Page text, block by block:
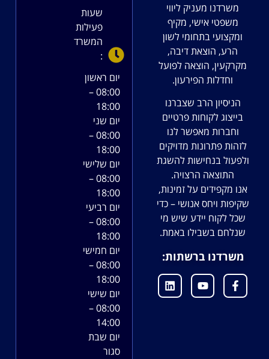
משרדנו מעניק ליווי
משפטי אישי, מקיף
ומקצועי בתחומי לשון
הרע, הוצאת דיבה,
מקרקעין, הוצאה לפועל
וחדלות הפירעון.
הניסיון הרב שצברנו
בייצוג לקוחות פרטיים
וחברות מאפשר לנו
לזהות פתרונות מדויקים
ולפעול בנחישות להשגת
התוצאה הרצויה.
אנו מקפידים על זמינות,
שקיפות ויחס אנושי – כדי
שכל לקוח יידע שיש מי
שנלחם בשבילו באמת.
משרדנו ברשתות:
שעות
פעילות
המשרד
:
יום ראשון
08:00 –
18:00
יום שני
08:00 –
18:00
יום שלישי
08:00 –
18:00
יום רביעי
08:00 –
18:00
יום חמישי
08:00 –
18:00
יום שישי
08:00 –
14:00
יום שבת
סגור